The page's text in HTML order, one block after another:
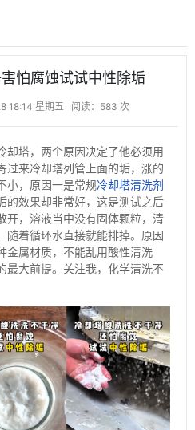
怕腐蚀试试中性除垢
18:14 星期五 阅读：583 次
却塔，两个原因决定了他必须用
过来冷却塔列管上面的垢，涨的
小，原因一是常规冷却塔清洗剂
的效果却非常好，这是测试之后
开，溶液当中没有固体颗粒，清
随着循环水直接就能排掉。原因
金属材质，不能乱用酸性清洗
最大前提。关注我，化学清洗不